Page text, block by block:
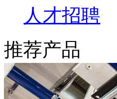
人才招聘
推荐产品